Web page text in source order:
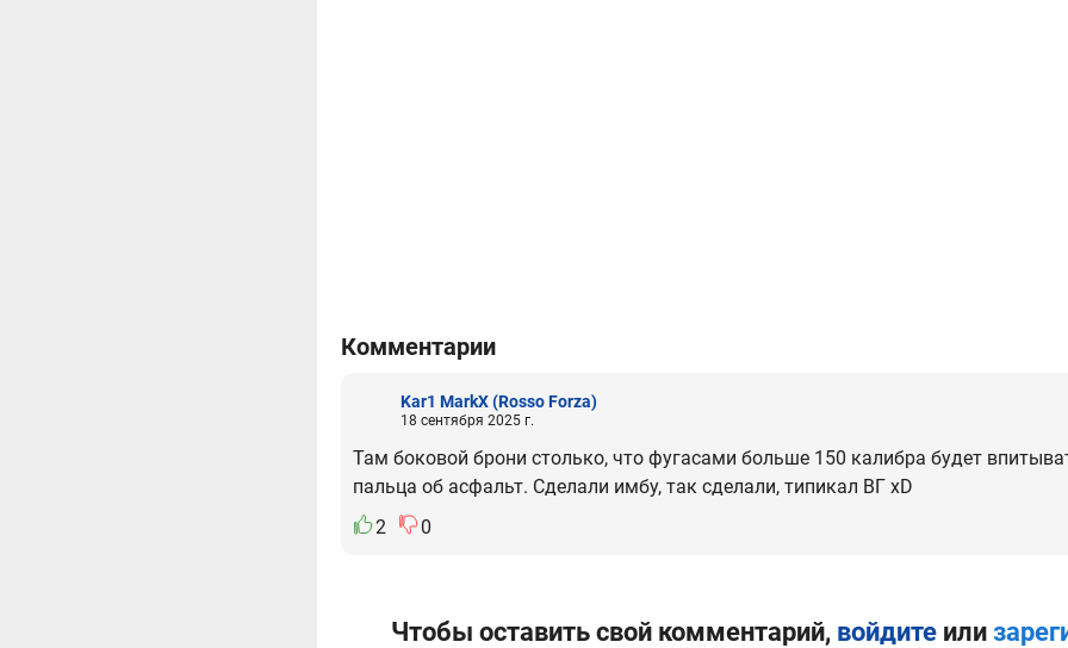
Комментарии
Kar1 MarkX(Rosso Forza)
18 сентября 2025 г.
Там боковой брони столько, что фугасами больше 150 калибра будет
пальца об асфальт. Сделали имбу, так сделали, типикал ВГ xD
2
0
Чтобы оставить свой комментарий, войдитеили